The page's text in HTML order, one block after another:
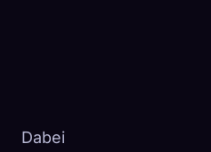
Dabei